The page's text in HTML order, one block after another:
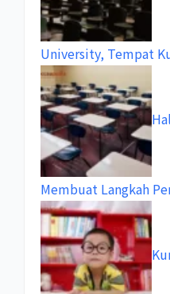
University, Tempat
Membuat Langkah